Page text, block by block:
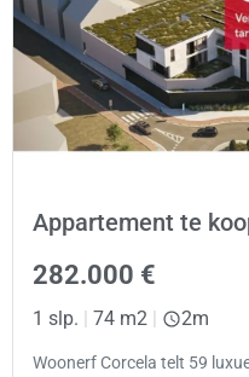
Appartement te
282.000 €
1 slp. | 74 m2 | 2m
Woonerf Corcela telt 59